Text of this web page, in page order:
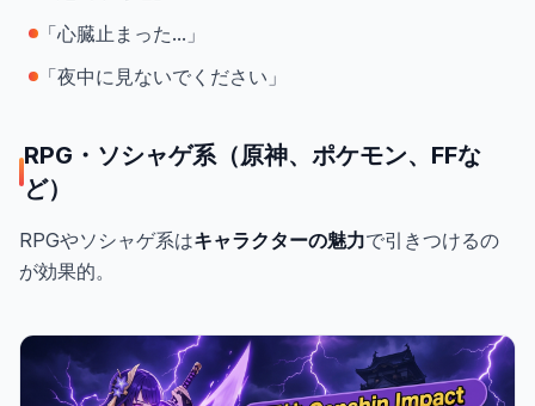
「心臓止まった...」
「夜中に見ないでください」
RPG・ソシャゲ系（原神、ポケモン、FFな
ど）
RPGやソシャゲ系はキャラクターの魅力で引きつけるの
が効果的。